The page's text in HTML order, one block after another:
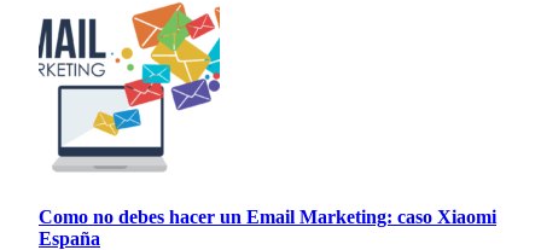
Como no debes hacer un Email Marketing: caso Xiaomi
España